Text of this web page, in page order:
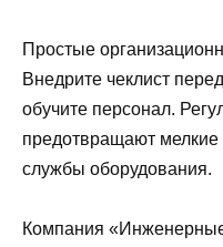
Простые
Внедрите чеклист
обучите персонал.
предотвращают
службы оборудования.
Компания